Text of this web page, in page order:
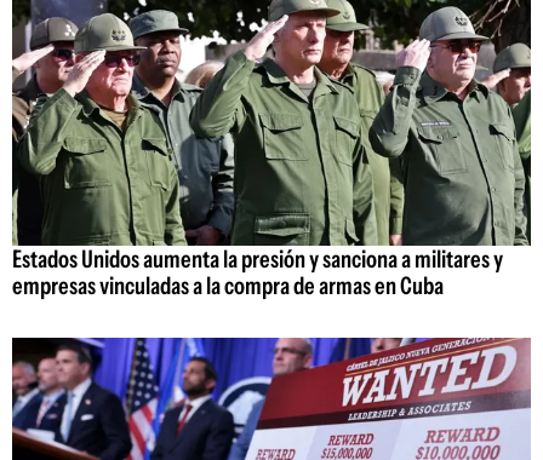
Estados Unidos aumenta la presión y sanciona a militares y
empresas vinculadas a la compra de armas en Cuba